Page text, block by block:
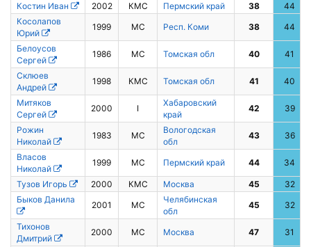
Костин Иван 2002 КМС Пермский край 38
44
Косолапов
Юрий
1999 МС Респ. Коми 38 44
Белоусов
Сергей
1986 МС Томская обл 40 41
Склюев
Андрей
1998 КМС Томская обл 41 40
Митяков
Сергей
2000 I
Хабаровский
край
42 39
Рожин
Николай
1983 МС
Вологодская
обл
43 36
Власов
Николай
1999 МС Пермский край 44 34
Тузов Игорь 2000 КМС Москва 45
32
Быков Данила
2001 МС
Челябинская
обл
45 32
Тихонов
Дмитрий
2000 МС Москва 47 31